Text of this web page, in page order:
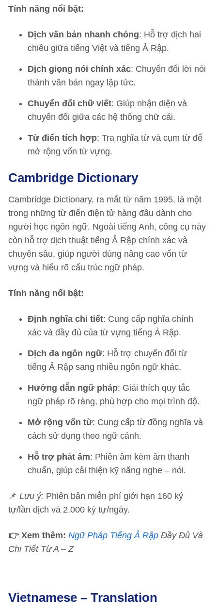
Tính năng nổi bật:
Dịch văn bản nhanh chóng: Hỗ trợ dịch hai
chiều giữa tiếng Việt và tiếng Ả Rập.
Dịch giọng nói chính xác: Chuyển đổi lời nói
thành văn bản ngay lập tức.
Chuyển đổi chữ viết: Giúp nhận diện và
chuyển đổi giữa các hệ thống chữ cái.
Từ điển tích hợp: Tra nghĩa từ và cụm từ để
mở rộng vốn từ vựng.
Cambridge Dictionary
Cambridge Dictionary, ra mắt từ năm 1995, là một
trong những từ điển điện tử hàng đầu dành cho
người học ngôn ngữ. Ngoài tiếng Anh, công cụ này
còn hỗ trợ dịch thuật tiếng Ả Rập chính xác và
chuyên sâu, giúp người dùng nâng cao vốn từ
vựng và hiểu rõ cấu trúc ngữ pháp.
Tính năng nổi bật:
Định nghĩa chi tiết: Cung cấp nghĩa chính
xác và đầy đủ của từ vựng tiếng Ả Rập.
Dịch đa ngôn ngữ: Hỗ trợ chuyển đổi từ
tiếng Ả Rập sang nhiều ngôn ngữ khác.
Hướng dẫn ngữ pháp: Giải thích quy tắc
ngữ pháp rõ ràng, phù hợp cho mọi trình độ.
Mở rộng vốn từ: Cung cấp từ đồng nghĩa và
cách sử dụng theo ngữ cảnh.
Hỗ trợ phát âm: Phiên âm kèm âm thanh
chuẩn, giúp cải thiện kỹ năng nghe – nói.
📌 Lưu ý: Phiên bản miễn phí giới hạn 160 ký
tự/lần dịch và 2.000 ký tự/ngày.
👉 Xem thêm: Ngữ Pháp Tiếng Ả Rập Đầy Đủ Và
Chi Tiết Từ A – Z
Vietnamese – Translation